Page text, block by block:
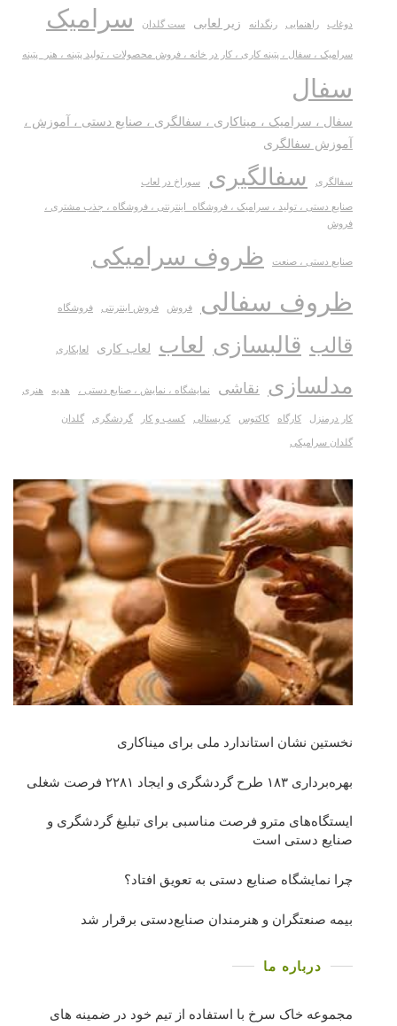
دوغاب راهنمایی رنگدانه زیر لعابی ست گلدان سرامیک
سرامیک ، سفال ، پتینه کاری ، کار در خانه ، فروش محصولات ، تولید پتینه ، هنر_پتینه
سفال
سفال ، سرامیک ، میناکاری ، سفالگری ، صنایع دستی ، آموزش ،
آموزش سفالگری
سفالگری سفالگیری
سوراخ در لعاب
صنایع دستی ، تولید ، سرامیک ، فروشگاه_اینترنتی ، فروشگاه ، جذب مشتری ،
فروش
صنایع دستی ، صنعت ظروف سرامیکی
ظروف سفالی فروش فروش اینترنتی فروشگاه
قالب قالبسازی لعاب لعاب کاری لعابکاری
مدلسازی نقاشی نمایشگاه ، نمایش ، صنایع دستی ، هدیه هنری
کار درمنزل کارگاه کاکتوس کریستالی کسب و کار گردشگری
گلدان
گلدان سرامیکی
نخستین نشان استاندارد ملی برای میناکاری
بهره‌برداری ١٨٣ طرح گردشگری و ایجاد ٢٢٨١ فرصت شغلی
ایستگاه‌های مترو فرصت مناسبی برای تبلیغ گردشگری و
صنایع دستی است
چرا نمایشگاه صنایع دستی به تعویق افتاد؟
بیمه صنعتگران و هنرمندان صنایع‌دستی برقرار شد
درباره ما
مجموعه خاک سرخ با استفاده از تیم خود در ضمینه های